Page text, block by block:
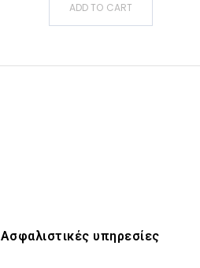
ADD TO CART
Ασφαλιστικές υπηρεσίες